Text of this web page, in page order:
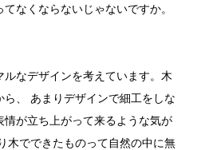
なくならないじゃないですか。
なデザインを考えています。木
、 あまりデザインで細工をしな
情が立ち上がって来るような気が
木でできたものって自然の中に無